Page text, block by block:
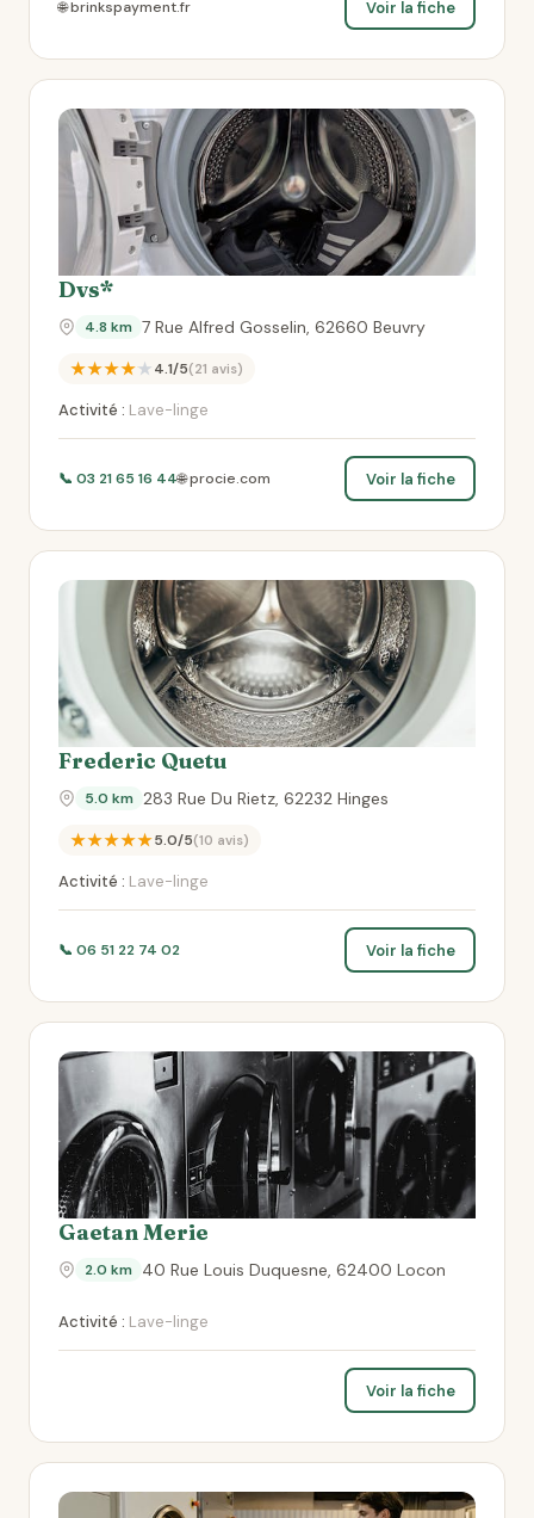
🌐 brinkspayment.fr Voir la fiche
Dvs*
4.8 km 7 Rue Alfred Gosselin, 62660 Beuvry
★★★★★4.1/5(21 avis)
Activité : Lave-linge
📞 03 21 65 16 44🌐 procie.com Voir la fiche
Frederic Quetu
5.0 km 283 Rue Du Rietz, 62232 Hinges
★★★★★5.0/5(10 avis)
Activité : Lave-linge
📞 06 51 22 74 02 Voir la fiche
Gaetan Merie
2.0 km 40 Rue Louis Duquesne, 62400 Locon
Activité : Lave-linge
Voir la fiche